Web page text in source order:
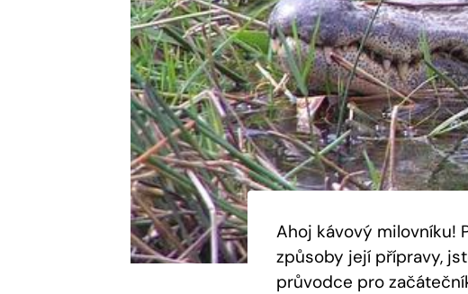
Ahoj kávový milovníku!
způsoby její přípravy,
průvodce pro